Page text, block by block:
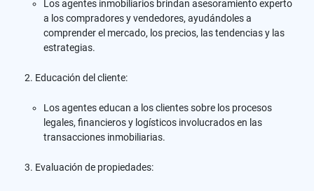
Los agentes inmobiliarios brindan asesoramiento experto
a los compradores y vendedores, ayudándoles a
comprender el mercado, los precios, las tendencias y las
estrategias.
Educación del cliente:
Los agentes educan a los clientes sobre los procesos
legales, financieros y logísticos involucrados en las
transacciones inmobiliarias.
Evaluación de propiedades: